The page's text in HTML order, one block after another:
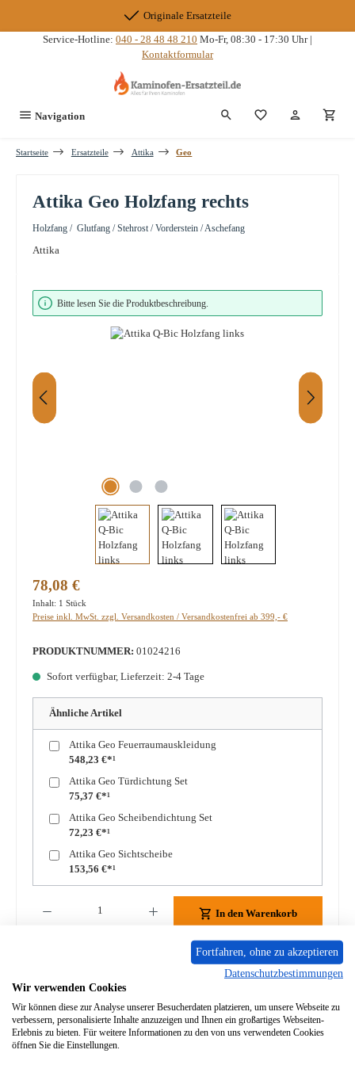
Originale Ersatzteile
Service-Hotline: 040 - 28 48 48 210 Mo-Fr, 08:30 - 17:30 Uhr |
Kontaktformular
Navigation Du hast 0
Startseite Ersatzteile Attika Geo
Attika Geo Holzfang rechts
Holzfang / Glutfang / Stehrost / Vorderstein / Aschefang
Attika
Bildergalerie überspringen
Bitte lesen Sie die Produktbeschreibung.
Regulärer Preis:
78,08 €
Inhalt: 1 Stück
Preise inkl. MwSt. zzgl. Versandkosten / Versandkostenfrei ab 399,- €
PRODUKTNUMMER: 01024216
Sofort verfügbar, Lieferzeit: 2-4 Tage
Ähnliche Artikel
Attika Geo Feuerraumauskleidung
548,23 €*¹
Attika Geo Türdichtung Set
75,37 €*¹
Attika Geo Scheibendichtung Set
72,23 €*¹
Attika Geo Sichtscheibe
153,56 €*¹
In den Warenkorb
Fortfahren, ohne zu akzeptieren
Datenschutzbestimmungen
Wir verwenden Cookies
Wir können diese zur Analyse unserer Besucherdaten platzieren, um unsere Webseite zu
verbessern, personalisierte Inhalte anzuzeigen und Ihnen ein großartiges Webseiten-
Erlebnis zu bieten. Für weitere Informationen zu den von uns verwendeten Cookies
öffnen Sie die Einstellungen.